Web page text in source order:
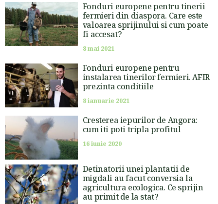
Fonduri europene pentru tinerii
fermieri din diaspora. Care este
valoarea sprijinului si cum poate
fi accesat?
8 mai 2021
Fonduri europene pentru
instalarea tinerilor fermieri. AFIR
prezinta conditiile
8 ianuarie 2021
Cresterea iepurilor de Angora:
cum iti poti tripla profitul
16 iunie 2020
Detinatorii unei plantatii de
migdali au facut conversia la
agricultura ecologica. Ce sprijin
au primit de la stat?